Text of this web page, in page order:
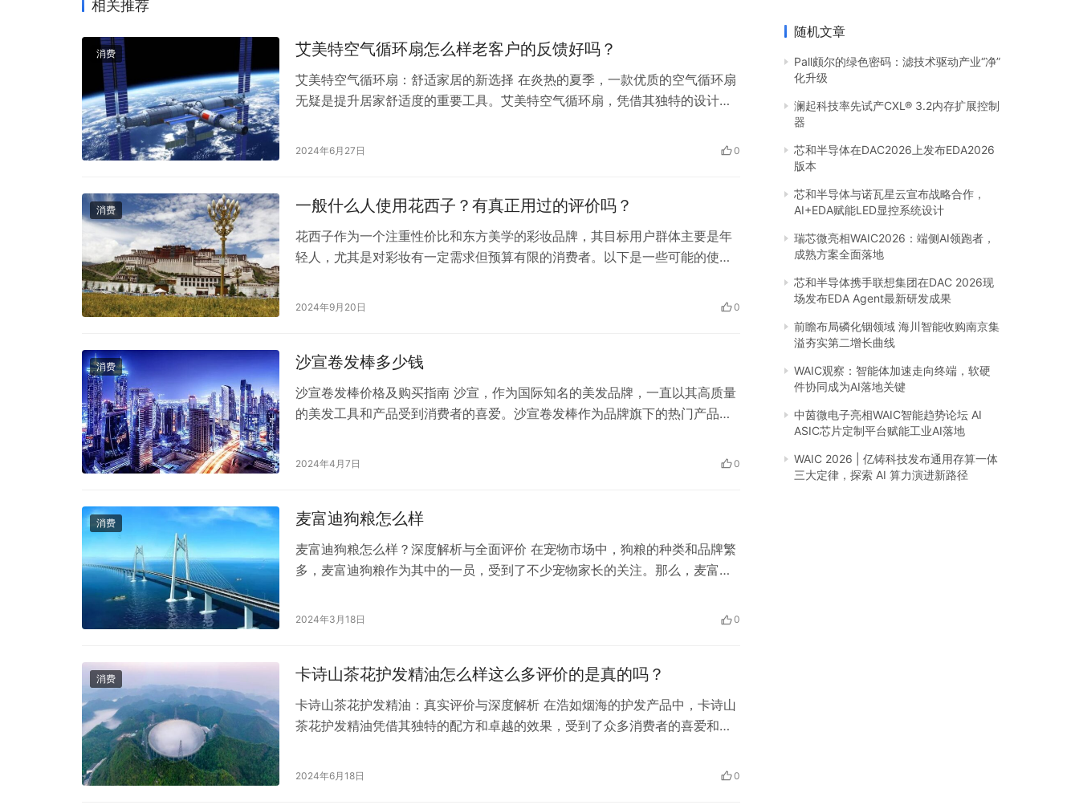
相关推荐
消费 艾美特空气循环扇怎么样老客户的反馈好吗？
艾美特空气循环扇：舒适家居的新选择 在炎热的夏季，一款优质的空气循环扇
无疑是提升居家舒适度的重要工具。艾美特空气循环扇，凭借其独特的设计和
何呢？老客户的反馈又是怎样的呢？ 从外观设计来看，艾美特空气循环扇采用
2024年6月27日 0
消费 一般什么人使用花西子？有真正用过的评价吗？
花西子作为一个注重性价比和东方美学的彩妆品牌，其目标用户群体主要是年
轻人，尤其是对彩妆有一定需求但预算有限的消费者。以下是一些可能的使用
的欢迎，尤其是那些注重日常妆容但预算有限的学生。 2. **初入职场的年轻人
2024年9月20日 0
消费 沙宣卷发棒多少钱
沙宣卷发棒价格及购买指南 沙宣，作为国际知名的美发品牌，一直以其高质量
的美发工具和产品受到消费者的喜爱。沙宣卷发棒作为品牌旗下的热门产品，
为您详细解答，并提供购买指南，帮助您选择适合自己的卷发棒。 一、沙宣卷
2024年4月7日 0
消费 麦富迪狗粮怎么样
麦富迪狗粮怎么样？深度解析与全面评价 在宠物市场中，狗粮的种类和品牌繁
多，麦富迪狗粮作为其中的一员，受到了不少宠物家长的关注。那么，麦富迪
价。 一、品牌背景与产品系列 麦富迪是一家专注于宠物食品研发、生产和销售
2024年3月18日 0
消费 卡诗山茶花护发精油怎么样这么多评价的是真的吗？
卡诗山茶花护发精油：真实评价与深度解析 在浩如烟海的护发产品中，卡诗山
茶花护发精油凭借其独特的配方和卓越的效果，受到了众多消费者的喜爱和好
我们就来深入剖析一下这款护发精油的真实情况。 首先，卡诗山茶花护发精油
2024年6月18日 0
随机文章
Pall颇尔的绿色密码：滤技术驱动产业“净”
化升级
澜起科技率先试产CXL® 3.2内存扩展控制
器
芯和半导体在DAC2026上发布EDA2026
版本
芯和半导体与诺瓦星云宣布战略合作，
AI+EDA赋能LED显控系统设计
瑞芯微亮相WAIC2026：端侧AI领跑者，
成熟方案全面落地
芯和半导体携手联想集团在DAC 2026现
场发布EDA Agent最新研发成果
前瞻布局磷化铟领域 海川智能收购南京集
溢夯实第二增长曲线
WAIC观察：智能体加速走向终端，软硬
件协同成为AI落地关键
中茵微电子亮相WAIC智能趋势论坛 AI
ASIC芯片定制平台赋能工业AI落地
WAIC 2026 | 亿铸科技发布通用存算一体
三大定律，探索 AI 算力演进新路径